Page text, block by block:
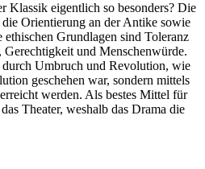
Klassik eigentlich so besonders? Die
Orientierung an der Antike sowie
Grundlagen sind Toleranz
und Menschenwürde.
durch Umbruch und Revolution, wie
geschehen war, sondern mittels
werden. Als bestes Mittel für
Theater, weshalb das Drama die